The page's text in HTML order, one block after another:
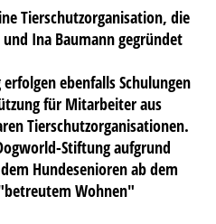
Tierschutzorganisation, die
Ina Baumann gegründet
ebenfalls Schulungen
für Mitarbeiter aus
Tierschutzorganisationen.
Stiftung aufgrund
Hundesenioren ab dem
Wohnen"